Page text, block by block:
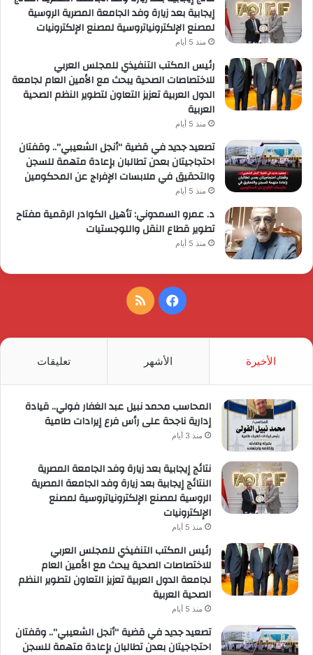
إيجابية بعد زيارة وفد الجامعة المصرية الروسية
لمصنع الإلكترونياتروسية لمصنع الإلكترونيات
منذ 5 أيام
رئيس المكتب التنفيذي للمجلس العربي
للاختصاصات الصحية يبحث مع الأمين العام لجامعة
الدول العربية تعزيز التعاون لتطوير النظم الصحية
العربية
منذ 5 أيام
تصعيد جديد في قضية “أنجل الشعيبي”.. وقفتان
احتجاجيتان بعدن تطالبان بإعادة متهمة للسجن
والتحقيق في ملابسات الإفراج عن المحكومين
منذ 5 أيام
د. عمرو السمدوني: تأهيل الكوادر الرقمية مفتاح
تطوير قطاع النقل واللوجستيات
منذ 5 أيام
فيسبوكملخص
الأخيرة الأشهر تعليقات
المحاسب محمد نبيل عبد الغفار فولي.. قيادة
إدارية ناجحة على رأس فرع إيرادات طامية
منذ 3 أيام
نتائج إيجابية بعد زيارة وفد الجامعة المصرية
النتائج إيجابية بعد زيارة وفد الجامعة المصرية
الروسية لمصنع الإلكترونياتروسية لمصنع
الإلكترونيات
منذ 5 أيام
رئيس المكتب التنفيذي للمجلس العربي
للاختصاصات الصحية يبحث مع الأمين العام
لجامعة الدول العربية تعزيز التعاون لتطوير النظم
الصحية العربية
منذ 5 أيام
تصعيد جديد في قضية “أنجل الشعيبي”.. وقفتان
احتجاجيتان بعدن تطالبان بإعادة متهمة للسجن